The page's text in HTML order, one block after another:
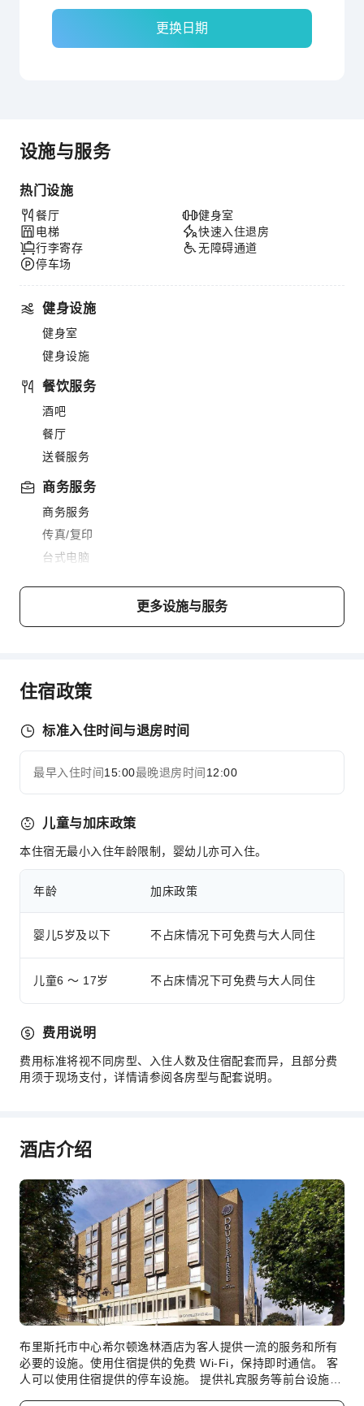
更换日期
设施与服务
热门设施
餐厅
电梯
行李寄存
停车场
健身室
快速入住退房
无障碍通道
健身设施
健身室
健身设施
餐饮服务
酒吧
餐厅
送餐服务
商务服务
商务服务
传真/复印
台式电脑
儿童设施
交通服务
叫车服务
清洁服务
干洗服务
洗衣服务
公共区域设施
宠物看护服务
上网服务
行李寄存
前台贵重物品保险柜
快速入住退房
24小时前台
安全与安保
急救包
公共区域监控
灭火器
烟雾报警器
无障碍设施服务
展开全部
更多设施与服务
住宿政策
标准入住时间与退房时间
最早入住时间15:00最晚退房时间 12:00
儿童与加床政策
本住宿无最小入住年龄限制，婴幼儿亦可入住。
年龄 加床政策
婴儿5岁及以下 不占床情况下可免费与大人同住
儿童6 ～ 17岁 不占床情况下可免费与大人同住
费用说明
费用标准将视不同房型、入住人数及住宿配套而异，且部分费
用须于现场支付，详情请参阅各房型与配套说明。
酒店介绍
布里斯托市中心希尔顿逸林酒店为客人提供一流的服务和所有
必要的设施。使用住宿提供的免费 Wi-Fi，保持即时通信。 客
人可以使用住宿提供的停车设施。 提供礼宾服务等前台设施服